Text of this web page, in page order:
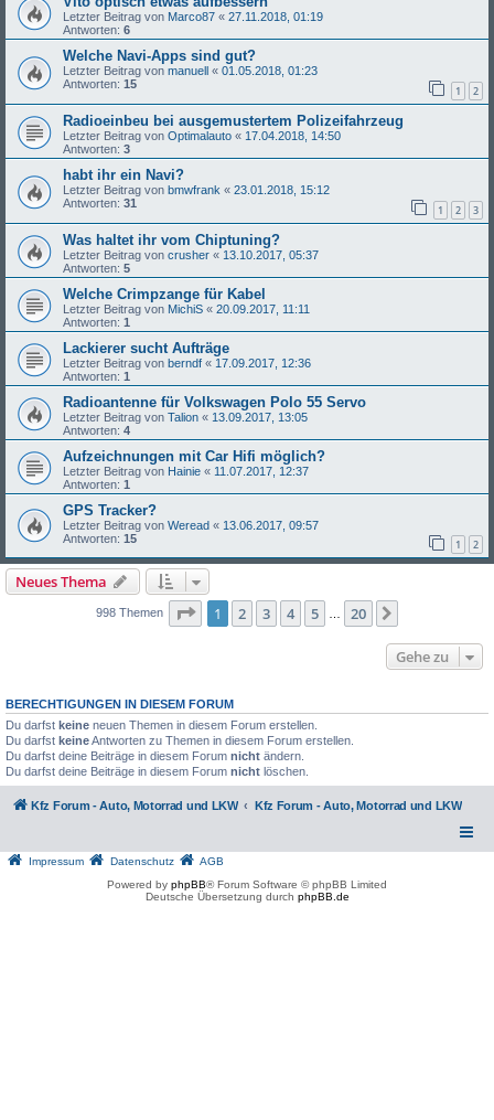
Letzter Beitrag von Marco87 « 27.11.2018, 01:19
Antworten: 6
Welche Navi-Apps sind gut?
Letzter Beitrag von manuell « 01.05.2018, 01:23
Antworten: 15 1 2
Radioeinbeu bei ausgemustertem Polizeifahrzeug
Letzter Beitrag von Optimalauto « 17.04.2018, 14:50
Antworten: 3
habt ihr ein Navi?
Letzter Beitrag von bmwfrank « 23.01.2018, 15:12
Antworten: 31 1 2 3
Was haltet ihr vom Chiptuning?
Letzter Beitrag von crusher « 13.10.2017, 05:37
Antworten: 5
Welche Crimpzange für Kabel
Letzter Beitrag von MichiS « 20.09.2017, 11:11
Antworten: 1
Lackierer sucht Aufträge
Letzter Beitrag von berndf « 17.09.2017, 12:36
Antworten: 1
Radioantenne für Volkswagen Polo 55 Servo
Letzter Beitrag von Talion « 13.09.2017, 13:05
Antworten: 4
Aufzeichnungen mit Car Hifi möglich?
Letzter Beitrag von Hainie « 11.07.2017, 12:37
Antworten: 1
GPS Tracker?
Letzter Beitrag von Weread « 13.06.2017, 09:57
Antworten: 15 1 2
Neues Thema
998 Themen Seite 1von 20
1 2 3 4 5 20
Gehe zu
BERECHTIGUNGEN IN DIESEM FORUM
Du darfst keine neuen Themen in diesem Forum erstellen.
Du darfst keineAntworten zu Themen in diesem Forum erstellen.
Du darfst deine Beiträge in diesem Forum nicht ändern.
Du darfst deine Beiträge in diesem Forum nicht löschen.
Kfz Forum - Auto, Motorrad und LKW Kfz Forum - Auto, Motorrad und LKW
Impressum Datenschutz
AGB
Powered by phpBB® Forum Software © phpBB Limited
Deutsche Übersetzung durch phpBB.de